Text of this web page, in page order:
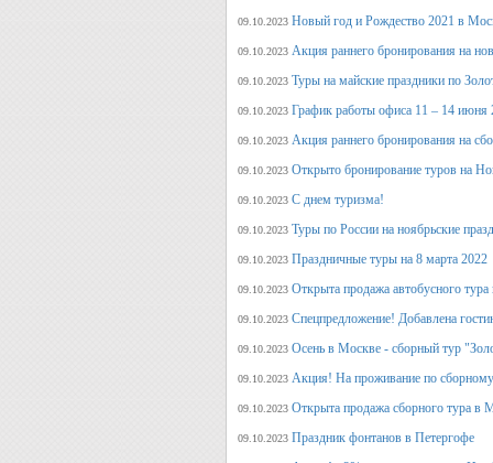
09.10.2023 Новый год и Рождество 2021 в
09.10.2023 Акция раннего бронирования на
09.10.2023 Туры на майские праздники по
09.10.2023 График работы офиса 11 – 14 июня
09.10.2023 Акция раннего бронирования на
09.10.2023 Открыто бронирование туров на
09.10.2023 С днем туризма!
09.10.2023 Туры по России на ноябрьские
09.10.2023 Праздничные туры на 8 марта 2022
09.10.2023 Открыта продажа автобусного
09.10.2023 Спецпредложение! Добавлена
09.10.2023 Осень в Москве - сборный тур
09.10.2023 Акция! На проживание по
09.10.2023 Открыта продажа сборного тура в
09.10.2023 Праздник фонтанов в Петергофе